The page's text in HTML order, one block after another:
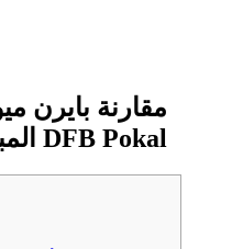
مقارنة بايرن
المباشر ومعلومات الرهان DFB Pokal